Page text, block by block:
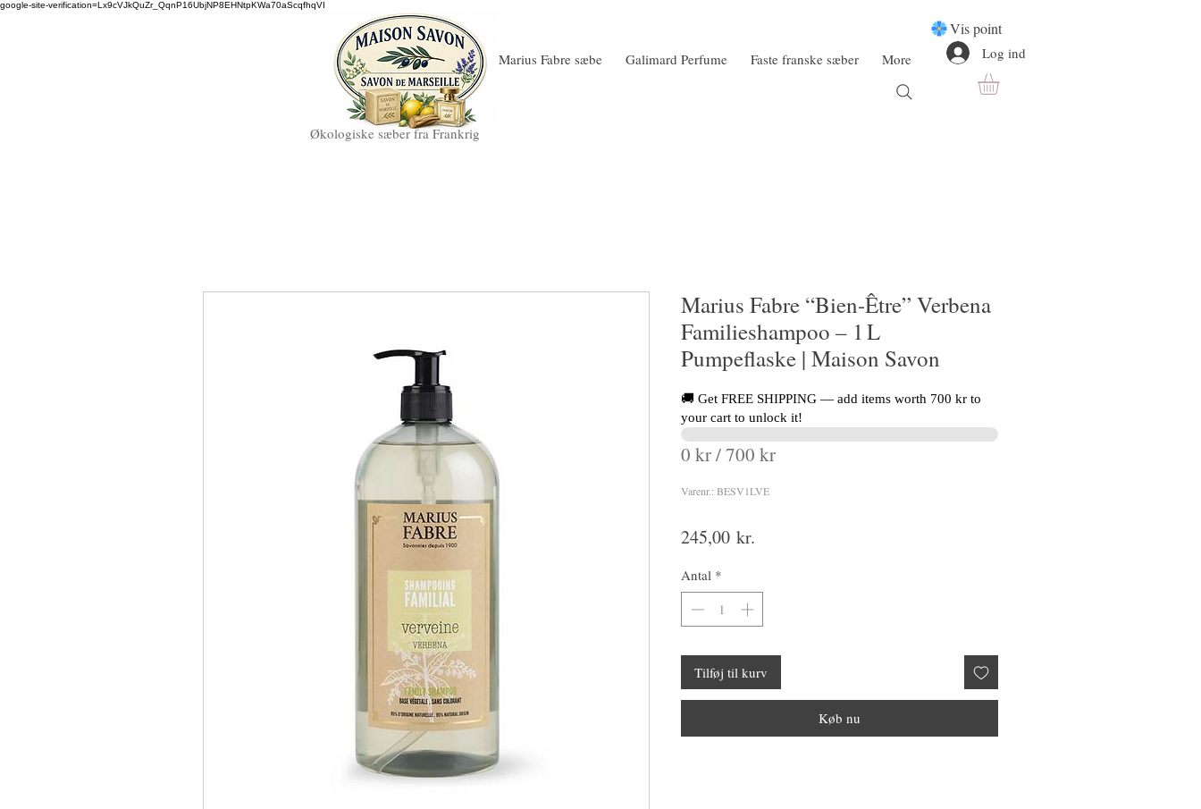
google-site-verification=Lx9cVJkQuZr_QqnP16UbjNP8EHNtpKWa70aScqfhqVI
Marius Fabre sæbe Galimard Perfume Faste franske sæber More
Økologiske sæber fra Frankrig
Vis point
Log ind
Marius Fabre “Bien-Être” Verbena
Familieshampoo – 1 L
Pumpeflaske | Maison Savon
🚚 Get FREE SHIPPING — add items worth 700 kr to
your cart to unlock it!
0 kr / 700 kr
Varenr.: BESV1LVE
245,00 kr.
Antal *
Tilføj til kurv
Køb nu